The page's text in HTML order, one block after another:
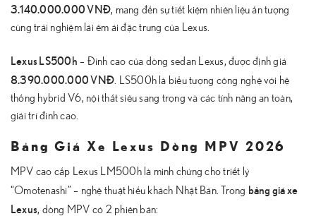
3.140.000.000 VNĐ, mang đến sự tiết kiệm nhiên liệu ấn tượng
cùng trải nghiệm lái êm ái đặc trưng của Lexus.
Lexus LS500h – Đỉnh cao của dòng sedan Lexus, được định giá
8.390.000.000 VNĐ . LS500h là biểu tượng công nghệ với hệ
thống hybrid V6, nội thất siêu sang trọng và các tính năng an toàn,
giải trí đỉnh cao.
Bảng Giá Xe Lexus Dòng MPV 2026
MPV cao cấp Lexus LM500h là minh chứng cho triết lý
“Omotenashi” – nghệ thuật hiếu khách Nhật Bản. Trong bảng giá xe
Lexus, dòng MPV có 2 phiên bản: